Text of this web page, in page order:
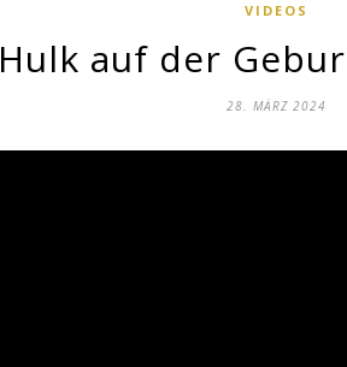
VIDEOS
Hulk auf der
28. MÄRZ 2024